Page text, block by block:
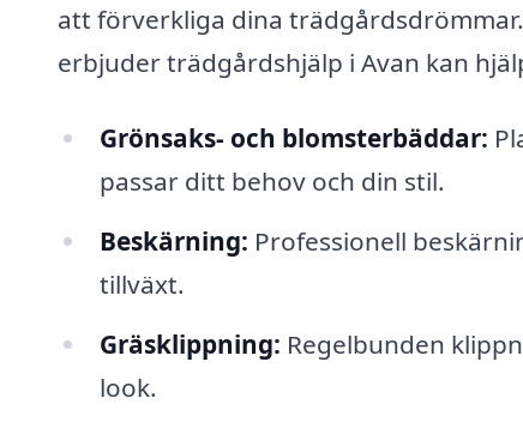
att förverkliga dina
erbjuder trädgårdshjälp i Avan kan
Grönsaks- och blomsterbäddar:
passar ditt behov och din stil.
Beskärning: Professionell
tillväxt.
Gräsklippning: Regelbunden
look.